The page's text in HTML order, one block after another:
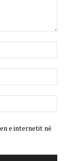
e internetit në